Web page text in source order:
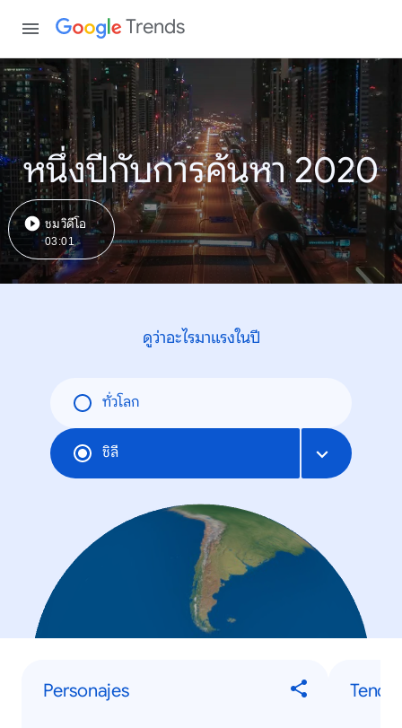
Trends
หนึ่งปีกับการค้นหา 2020
ชมวิดีโอ
03:01
ดูว่าอะไรมาแรงในปี
ทั่วโลก
ชิลี
Personajes